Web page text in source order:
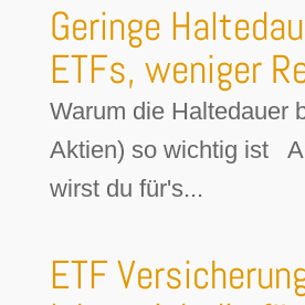
Geringe
ETFs, weniger
Warum die Haltedauer
Aktien) so wichtig ist
wirst du für's...
ETF